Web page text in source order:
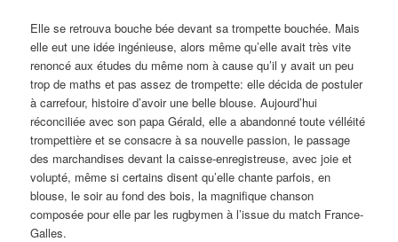
Elle se retrouva bouche bée devant sa trompette bouchée. Mais
elle eut une idée ingénieuse, alors même qu’elle avait très vite
renoncé aux études du même nom à cause qu’il y avait un peu
trop de maths et pas assez de trompette: elle décida de postuler
à carrefour, histoire d’avoir une belle blouse. Aujourd’hui
réconciliée avec son papa Gérald, elle a abandonné toute vélléité
trompettière et se consacre à sa nouvelle passion, le passage
des marchandises devant la caisse-enregistreuse, avec joie et
volupté, même si certains disent qu’elle chante parfois, en
blouse, le soir au fond des bois, la magnifique chanson
composée pour elle par les rugbymen à l’issue du match France-
Galles.